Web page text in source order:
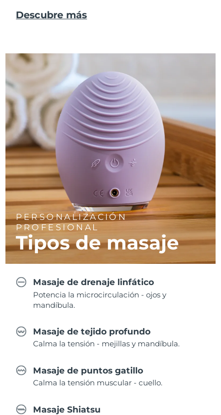
Descubre más
PERSONALIZACIÓN
PROFESIONAL
Tipos de masaje
Masaje de drenaje linfático
Potencia la microcirculación - ojos y
mandíbula.
Masaje de tejido profundo
Calma la tensión - mejillas y mandíbula.
Masaje de puntos gatillo
Calma la tensión muscular - cuello.
Masaje Shiatsu